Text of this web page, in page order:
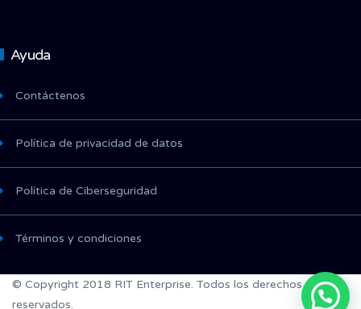
Ayuda
Contáctenos
Política de privacidad de datos
Política de Ciberseguridad
Términos y condiciones
© Copyright 2018 RIT Enterprise. Todos los derechos
reservados.